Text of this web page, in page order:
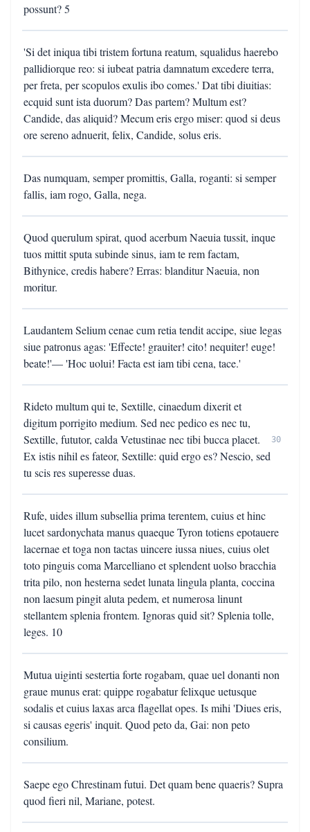
possunt? 5
'Si det iniqua tibi tristem fortuna reatum, squalidus haerebo
pallidiorque reo: si iubeat patria damnatum excedere terra,
per freta, per scopulos exulis ibo comes.' Dat tibi diuitias:
ecquid sunt ista duorum? Das partem? Multum est?
Candide, das aliquid? Mecum eris ergo miser: quod si deus
ore sereno adnuerit, felix, Candide, solus eris.
Das numquam, semper promittis, Galla, roganti: si semper
fallis, iam rogo, Galla, nega.
Quod querulum spirat, quod acerbum Naeuia tussit, inque
tuos mittit sputa subinde sinus, iam te rem factam,
Bithynice, credis habere? Erras: blanditur Naeuia, non
moritur.
Laudantem Selium cenae cum retia tendit accipe, siue legas
siue patronus agas: 'Effecte! grauiter! cito! nequiter! euge!
beate!'— 'Hoc uolui! Facta est iam tibi cena, tace.'
Rideto multum qui te, Sextille, cinaedum dixerit et
digitum porrigito medium. Sed nec pedico es nec tu,
Sextille, fututor, calda Vetustinae nec tibi bucca placet.
Ex istis nihil es fateor, Sextille: quid ergo es? Nescio, sed
tu scis res superesse duas.
30
Rufe, uides illum subsellia prima terentem, cuius et hinc
lucet sardonychata manus quaeque Tyron totiens epotauere
lacernae et toga non tactas uincere iussa niues, cuius olet
toto pinguis coma Marcelliano et splendent uolso bracchia
trita pilo, non hesterna sedet lunata lingula planta, coccina
non laesum pingit aluta pedem, et numerosa linunt
stellantem splenia frontem. Ignoras quid sit? Splenia tolle,
leges. 10
Mutua uiginti sestertia forte rogabam, quae uel donanti non
graue munus erat: quippe rogabatur felixque uetusque
sodalis et cuius laxas arca flagellat opes. Is mihi 'Diues eris,
si causas egeris' inquit. Quod peto da, Gai: non peto
consilium.
Saepe ego Chrestinam futui. Det quam bene quaeris? Supra
quod fieri nil, Mariane, potest.